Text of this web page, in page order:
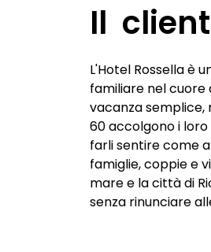
CREATIVE
Creazione
Brand
Packaging
Il
L'Hotel Rossella è
familiare nel cuore
vacanza semplice,
60 accolgono i
farli sentire come
famiglie, coppie e
mare e la città di
senza rinunciare